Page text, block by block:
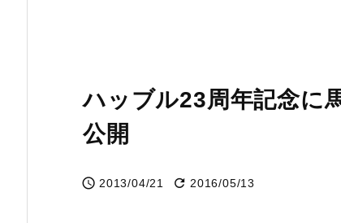
ハッブル23周年記念に
公開
 2013/04/21  2016/05/13